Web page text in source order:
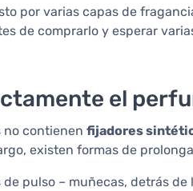
por varias capas de
de comprarlo y esperar
el
no contienen fijadores
existen formas de
pulso – muñecas, detrás de